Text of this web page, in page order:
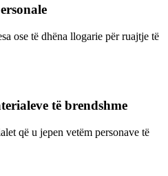
ose të dhëna llogarie për ruajtje të
të brendshme
që u jepen vetëm personave të